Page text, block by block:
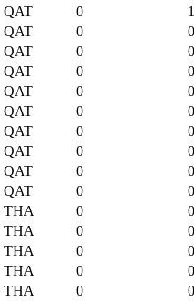
QAT 0
1
QAT 0
0
QAT 0
0
QAT 0
0
QAT 0
0
QAT 0
0
QAT 0
0
QAT 0
0
QAT 0
0
QAT 0
0
THA 0
0
THA 0
0
THA 0
0
THA 0
0
THA 0
0